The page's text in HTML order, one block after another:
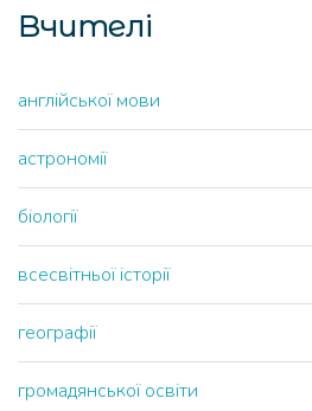
Вчителі
англійської мови
астрономії
біології
всесвітньої історії
географії
громадянської освіти